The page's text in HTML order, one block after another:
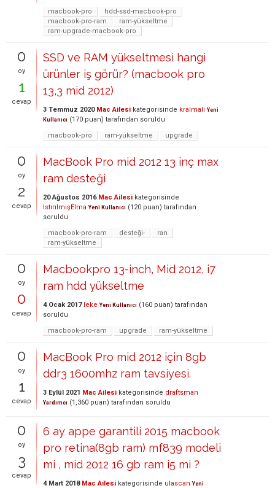
macbook-pro
hdd-ssd-macbook-pro
macbook-pro-ram
ram-yükseltme
ram-upgrade-macbook-pro
0
oy
1
cevap
SSD ve RAM yükseltmesi hangi
ürünler iş görür? (macbook pro
13,3 mid 2012)
3 Temmuz 2020 Mac Ailesi kategorisinde kralmali Yeni
Kullanıcı (170 puan) tarafından soruldu
macbook-pro
ram-yükseltme upgrade
0
oy
2
cevap
MacBook Pro mid 2012 13 inç max
ram desteği
20 Ağustos 2016 Mac Ailesi kategorisinde
IstırılmışElma Yeni Kullanıcı (120 puan) tarafından
soruldu
macbook-pro-ram
desteği-
ran
ram-yükseltme
0
oy
0
cevap
Macbookpro 13-inch, Mid 2012, i7
ram hdd yükseltme
4 Ocak 2017 leke Yeni Kullanıcı (160 puan) tarafından
soruldu
macbook-pro-ram
upgrade ram-yükseltme
0
oy
1
cevap
MacBook Pro mid 2012 için 8gb
ddr3 1600mhz ram tavsiyesi.
3 Eylül 2021 Mac Ailesi kategorisinde draftsman
Yardımcı (1,360 puan) tarafından soruldu
0
oy
3
cevap
6 ay appe garantili 2015 macbook
pro retina(8gb ram) mf839 modeli
mi , mid 2012 16 gb ram i5 mi ?
4 Mart 2018 Mac Ailesi kategorisinde ulascan Yeni